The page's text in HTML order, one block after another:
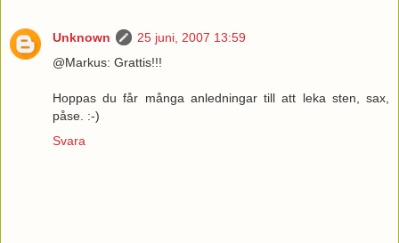
Unknown
25 juni, 2007 13:59
@Markus: Grattis!!!
Hoppas du får många anledningar till att leka sten, sax,
påse. :-)
Svara